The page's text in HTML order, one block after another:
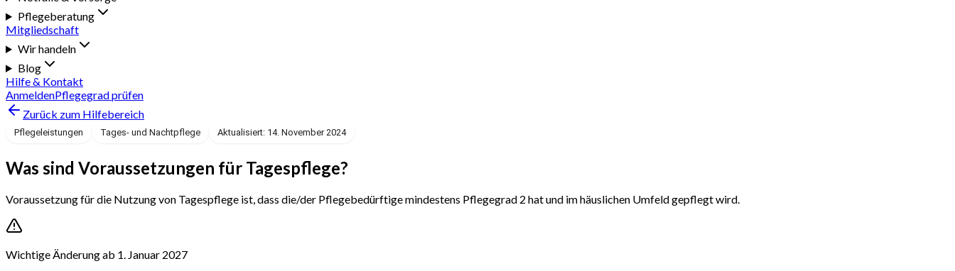
Pflegeberatung
Mitgliedschaft
Wir handeln
Blog
Hilfe & Kontakt
AnmeldenPflegegrad prüfen
Zurück zum Hilfebereich
Pflegeleistungen Tages- und Nachtpflege Aktualisiert: 14. November 2024
Was sind Voraussetzungen für Tagespflege?
Voraussetzung für die Nutzung von Tagespflege ist, dass die/der Pflegebedürftige mindestens Pflegegrad 2 hat und im häuslichen Umfeld gepflegt wird.
Wichtige Änderung ab 1. Januar 2027